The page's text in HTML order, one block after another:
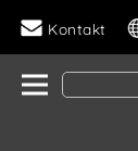
Kontakt